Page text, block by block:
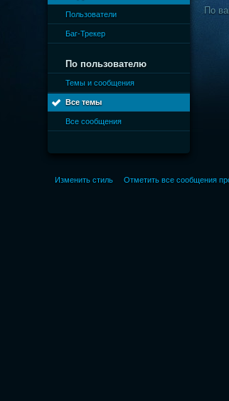
Пользователи
Баг-Трекер
По пользователю
Темы и сообщения
Все темы
Все сообщения
По
Изменить стиль Отметить все сообщения